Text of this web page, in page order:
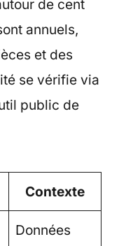
de cent
annuels,
et des
se vérifie via
public de
Contexte
Données